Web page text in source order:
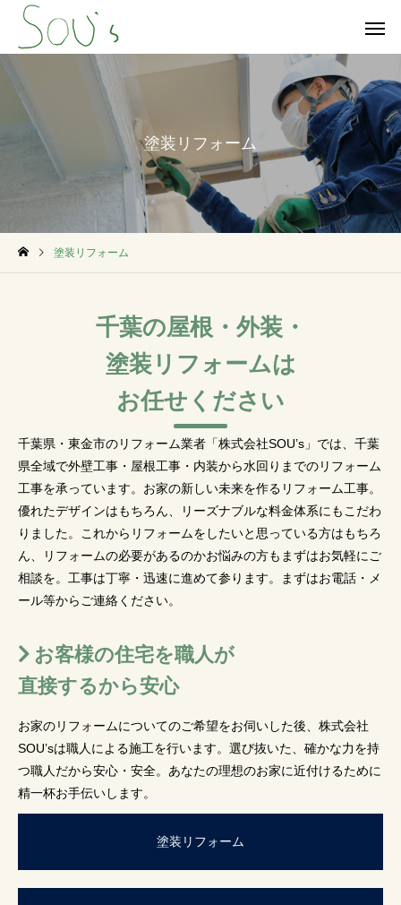
塗装リフォーム
塗装リフォーム
千葉の屋根・外装・
塗装リフォームは
お任せください
千葉県・東金市のリフォーム業者「株式会社SOU’s」では、千葉
県全域で外壁工事・屋根工事・内装から水回りまでのリフォーム
工事を承っています。お家の新しい未来を作るリフォーム工事。
優れたデザインはもちろん、リーズナブルな料金体系にもこだわ
りました。これからリフォームをしたいと思っている方はもちろ
ん、リフォームの必要があるのかお悩みの方もまずはお気軽にご
相談を。工事は丁寧・迅速に進めて参ります。まずはお電話・メ
ール等からご連絡ください。
お客様の住宅を職人が
直接するから安心
お家のリフォームについてのご希望をお伺いした後、株式会社
SOU’sは職人による施工を行います。選び抜いた、確かな力を持
つ職人だから安心・安全。あなたの理想のお家に近付けるために
精一杯お手伝いします。
塗装リフォーム